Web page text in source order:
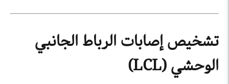
تشخيص إصابات الرباط الجانبي
الوحشي (LCL)